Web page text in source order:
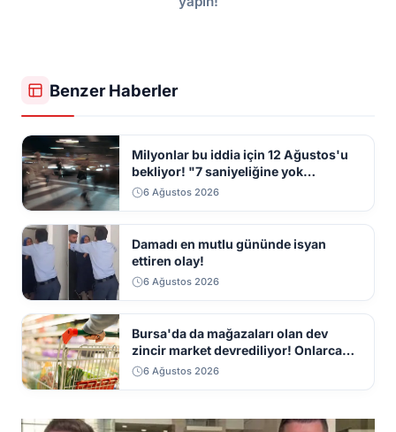
Benzer Haberler
Milyonlar bu iddia için 12 Ağustos'u
bekliyor! "7 saniyeliğine yok
kaybolacak"
6 Ağustos 2026
Damadı en mutlu gününde isyan
ettiren olay!
6 Ağustos 2026
Bursa'da da mağazaları olan dev
zincir market devrediliyor! Onlarca
mağaza kapatılacak
6 Ağustos 2026